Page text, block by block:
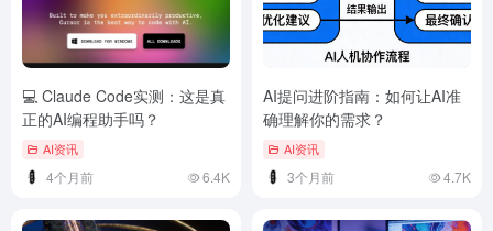
💻 Claude Code实测：这是真
正的AI编程助手吗？
AI资讯
4个月前 6.4K
AI提问进阶指南：如何让AI准
确理解你的需求？
AI资讯
3个月前 4.7K